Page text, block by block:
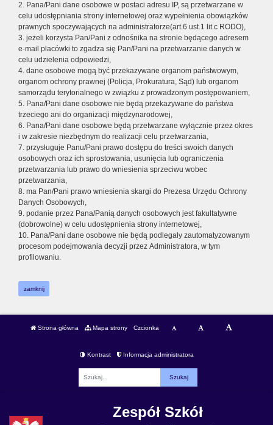
2. Pana/Pani dane osobowe w postaci adresu IP, są przetwarzane w
celu udostępniania strony internetowej oraz wypełnienia obowiązków
prawnych spoczywających na administratorze(art.6 ust.1 lit.c RODO),
3. jeżeli korzysta Pan/Pani z odnośnika na stronie będącego adresem
e-mail placówki to zgadza się Pan/Pani na przetwarzanie danych w
celu udzielenia odpowiedzi,
4. dane osobowe mogą być przekazywane organom państwowym,
organom ochrony prawnej (Policja, Prokuratura, Sąd) lub organom
samorządu terytorialnego w związku z prowadzonym postępowaniem,
5. Pana/Pani dane osobowe nie będą przekazywane do państwa
trzeciego ani do organizacji międzynarodowej,
6. Pana/Pani dane osobowe będą przetwarzane wyłącznie przez okres
i w zakresie niezbędnym do realizacji celu przetwarzania,
7. przysługuje Panu/Pani prawo dostępu do treści swoich danych
osobowych oraz ich sprostowania, usunięcia lub ograniczenia
przetwarzania lub prawo do wniesienia sprzeciwu wobec
przetwarzania,
8. ma Pan/Pani prawo wniesienia skargi do Prezesa Urzędu Ochrony
Danych Osobowych,
9. podanie przez Pana/Panią danych osobowych jest fakultatywne
(dobrowolne) w celu udostępnienia strony internetowej,
10. Pana/Pani dane osobowe nie będą podlegały zautomatyzowanym
procesom podejmowania decyzji przez Administratora, w tym
profilowaniu.
zamknij
Strona główna Mapa strony Czcionka
Kontrast Informacja administratora
Zespół Szkół